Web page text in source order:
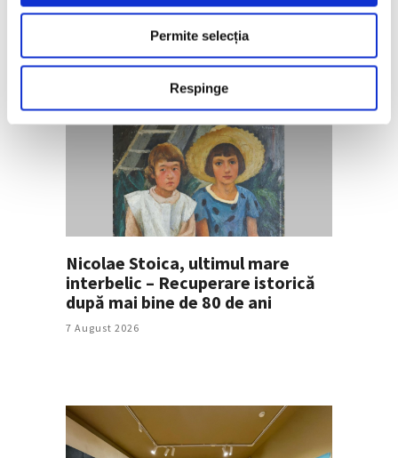
Permite selecția
Respinge
vieții de o retrospectivă la Met
Nicolae Stoica, ultimul mare
interbelic – Recuperare istorică
după mai bine de 80 de ani
7 August 2026